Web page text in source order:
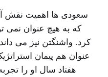
سعودی ها اهمیت نقش
که به هیچ عنوان
کرد. واشنگتن نیز می
عنوان هم پیمان
هفتاد سال او را